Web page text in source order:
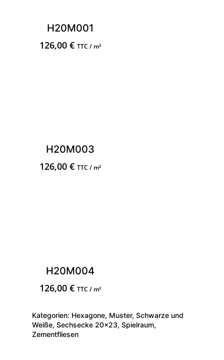
H20M001
126,00€ TTC / m²
H20M003
126,00€ TTC / m²
H20M004
126,00€ TTC / m²
Kategorien: Hexagone, Muster, Schwarze und
Weiße, Sechsecke 20×23, Spielraum,
Zementfliesen